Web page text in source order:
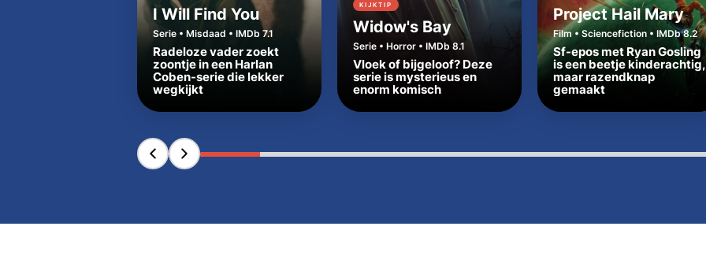
I Will Find You
Serie • Misdaad • IMDb 7.1
Radeloze vader zoekt
zoontje in een Harlan
Coben-serie die lekker
wegkijkt
KIJKTIP
Widow's Bay
Serie • Horror • IMDb 8.1
Vloek of bijgeloof? Deze
serie is mysterieus en
enorm komisch
Project Hail Mary
Film • Sciencefiction • IMDb 8.2
Sf-epos met Ryan Gosling
is een beetje kinderachtig,
maar razendknap
gemaakt